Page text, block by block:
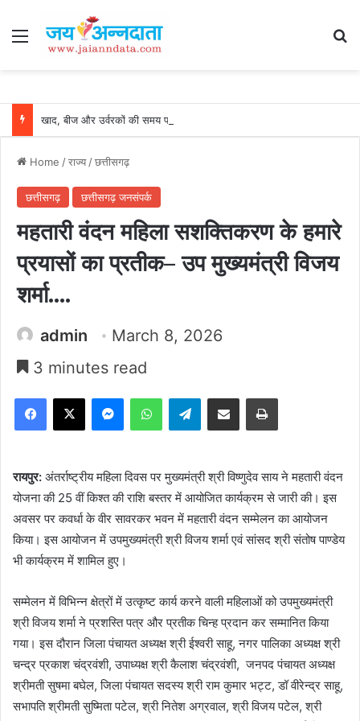
Menu
Home /राज्य/छत्तीसगढ़
छत्तीसगढ़ छत्तीसगढ़ जनसंपर्क
महतारी वंदन महिला सशक्तिकरण के हमारे
प्रयासों का प्रतीक– उप मुख्यमंत्री विजय
शर्मा….
admin
March 8, 2026
3 minutes read
Facebook
X MessengerWhatsAppTelegramShare via Email Print
रायपुर: अंतर्राष्ट्रीय महिला दिवस पर मुख्यमंत्री श्री विष्णुदेव साय ने महतारी वंदन
योजना की 25 वीं किश्त की राशि बस्तर में आयोजित कार्यक्रम से जारी की। इस
अवसर पर कवर्धा के वीर सावरकर भवन में महतारी वंदन सम्मेलन का आयोजन
किया। इस आयोजन में उपमुख्यमंत्री श्री विजय शर्मा एवं सांसद श्री संतोष पाण्डेय
भी कार्यक्रम में शामिल हुए।
सम्मेलन में विभिन्न क्षेत्रों में उत्कृष्ट कार्य करने वाली महिलाओं को उपमुख्यमंत्री
श्री विजय शर्मा ने प्रशस्ति पत्र और प्रतीक चिन्ह प्रदान कर सम्मानित किया
गया। इस दौरान जिला पंचायत अध्यक्ष श्री ईश्वरी साहू, नगर पालिका अध्यक्ष श्री
चन्द्र प्रकाश चंद्रवंशी, उपाध्यक्ष श्री कैलाश चंद्रवंशी, जनपद पंचायत अध्यक्ष
श्रीमती सुषमा बघेल, जिला पंचायत सदस्य श्री राम कुमार भट्ट, डॉ वीरेन्द्र साहू,
सभापति श्रीमती सुष्मिता पटेल, श्री नितेश अग्रवाल, श्री विजय पटेल, श्री